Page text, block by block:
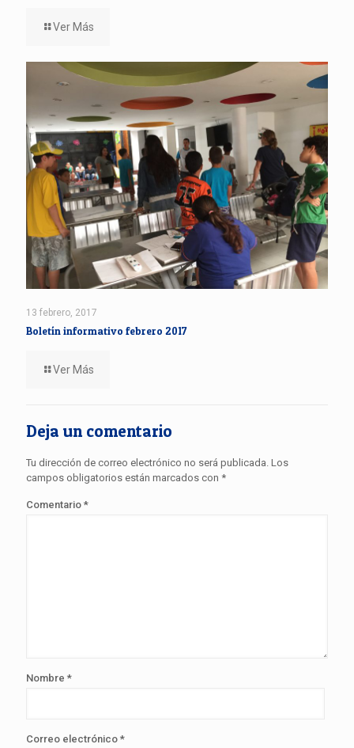
Ver Más
13 febrero, 2017
Boletín informativo febrero 2017
Ver Más
Deja un comentario
Tu dirección de correo electrónico no será publicada. Los
campos obligatorios están marcados con *
Comentario *
Nombre *
Correo electrónico *